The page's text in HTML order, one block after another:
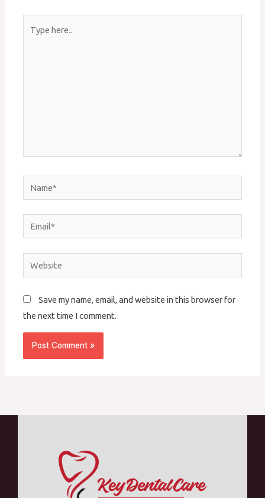
here..
Name*
Email*
Website
Save my name, email, and website in this browser for
the next time I comment.